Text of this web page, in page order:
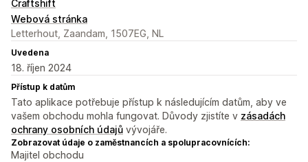
Craftshift
Webová stránka
Letterhout, Zaandam, 1507EG, NL
Uvedena
18. říjen 2024
Přístup k datům
Tato aplikace potřebuje přístup k následujícím datům, aby ve
vašem obchodu mohla fungovat. Důvody zjistíte v zásadách
ochrany osobních údajů vývojáře.
Zobrazovat údaje o zaměstnancích a spolupracovnících:
Majitel obchodu